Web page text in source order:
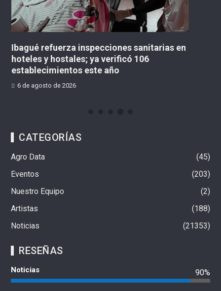
«No existe un contrato para la obra definitiva»:
concejal lanzó advertencia sobre el
Multicampus
6 de agosto de 2026
CATEGORÍAS
Agro Data
45
Eventos
203
Nuestro Equipo
2
Artistas
188
Noticias
21353
RESEÑAS
Noticias 90%